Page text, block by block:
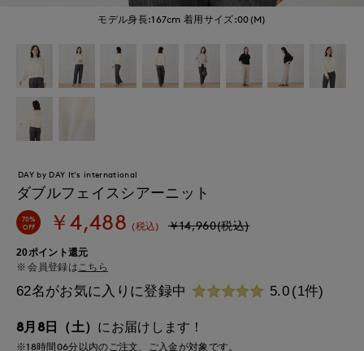
モデル身長:167cm 着用サイズ:00(M)
DAY by DAY It's international
ダブルフェイスシアーニット
70%
OFF ￥4,488 (税込) ￥14,960(税込)
20ポイント還元
会員登録はこちら
62名がお気に入りに登録中 5.0 (1件)
8月8日（土） にお届けします！
※18時間06分以内のご注文、ご入金が対象です。